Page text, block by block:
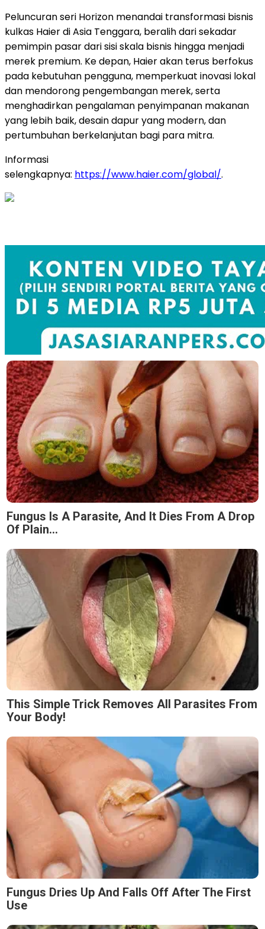
Peluncuran seri Horizon menandai transformasi bisnis
kulkas Haier di Asia Tenggara, beralih dari sekadar
pemimpin pasar dari sisi skala bisnis hingga menjadi
merek premium. Ke depan, Haier akan terus berfokus
pada kebutuhan pengguna, memperkuat inovasi lokal
dan mendorong pengembangan merek, serta
menghadirkan pengalaman penyimpanan makanan
yang lebih baik, desain dapur yang modern, dan
pertumbuhan berkelanjutan bagi para mitra.
Informasi
selengkapnya: https://www.haier.com/global/.
Fungus Is A Parasite, And It Dies From A Drop
Of Plain...
This Simple Trick Removes All Parasites From
Your Body!
Fungus Dries Up And Falls Off After The First
Use